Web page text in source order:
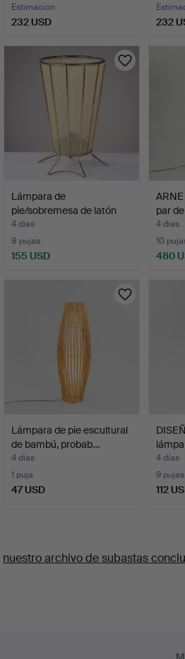
Estimación
232 USD 232
Lámpara de
pie/sobremesa de latón
con pant…
4 días
8 pujas
155 USD
par
4 días
10
480
Lámpara de pie escultural
de bambú, probab…
4 días
1 puja
47 USD
4 días
9 pujas
112
nuestro archivo de subastas